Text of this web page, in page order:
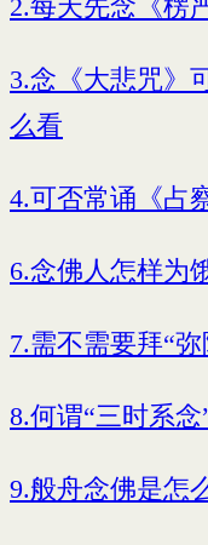
2.每天先念《楞
3.念《大悲咒》
么看
4.可否常诵《占
6.念佛人怎样为
7.需不需要拜“弥
8.何谓“三时系念
9.般舟念佛是怎